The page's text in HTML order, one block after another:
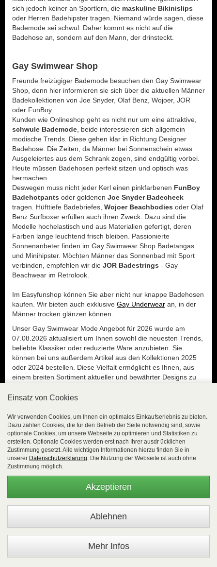
sich jedoch keiner an Sportlern, die maskuline Bikinislips
oder Herren Badehipster tragen. Niemand würde sagen, diese
Bademode sei schwul. Daher kommt es nicht auf die
Badehose an, sondern auf den Mann, der drinsteckt.
Gay Swimwear Shop
Freunde freizügiger Bademode besuchen den Gay Swimwear
Shop, denn hier informieren sie sich über die aktuellen Männer
Badekollektionen von Joe Snyder, Olaf Benz, Wojoer, JOR
oder FunBoy.
Kunden wie Onlineshop geht es nicht nur um eine attraktive,
schwule Bademode , beide interessieren sich allgemein
modische Trends. Diese gehen klar in Richtung Designer
Badehose. Die Zeiten, da Männer bei Sonnenschein etwas
Ausgeleiertes aus dem Schrank zogen, sind endgültig vorbei.
Heute müssen Badehosen perfekt sitzen und optisch was
hermachen.
Deswegen muss nicht jeder Kerl einen pinkfarbenen FunBoy
Badehotpants oder goldenen Joe Snyder Badecheek
tragen. Hüfttiefe Badebriefes, Wojoer Beachbodies oder Olaf
Benz Surfboxer erfüllen auch ihren Zweck. Dazu sind die
Modelle hochelastisch und aus Materialien gefertigt, deren
Farben lange leuchtend frisch bleiben. Passionierte
Sonnenanbeter finden im Gay Swimwear Shop Badetangas
und Minihipster. Möchten Männer das Sonnenbad mit Sport
verbinden, empfehlen wir die JOR Badestrings - Gay
Beachwear im Retrolook.
Im Easyfunshop können Sie aber nicht nur knappe Badehosen
kaufen. Wir bieten auch exklusive Gay Underwear an, in der
Männer trocken glänzen können.
Unser Gay Swimwear Mode Angebot für 2026 wurde am
07.08.2026 aktualisiert um Ihnen sowohl die neuesten Trends,
beliebte Klassiker oder reduzierte Ware anzubieten. Sie
können bei uns außerdem Artikel aus den Kollektionen 2025
oder 2024 bestellen. Diese Vielfalt ermöglicht es Ihnen, aus
einem breiten Sortiment aktueller und bewährter Designs zu
** Ab 100,00 € versandkostenfrei innerhalb von
Deutschland bei Zahlung per Vorauskasse!
*** Pflichtfeld
Kostenlose Hotline: 02654 8839818, Montag - Freitag
08:00 Uhr - 16:00 Uhr oder per E-Mail:
vertrieb(at)easyfunshop.net
Neukundeninformation / Über uns
Einsatz von Cookies
Wir verwenden Cookies, um Ihnen ein optimales Einkaufserlebnis zu bieten.
Dazu zählen Cookies, die für den Betrieb der Seite notwendig sind, sowie
optionale Cookies, um unsere Webseite zu optimieren und Statistiken zu
erstellen. Optionale Cookies werden erst nach Ihrer ausdr ücklichen
Zustimmung gesetzt. Alle wichtigen Informationen hierzu finden Sie in
unserer Datenschutzerklärung. Die Nutzung der Webseite ist auch ohne
Zustimmung möglich.
Akzeptieren
Mehr Infos